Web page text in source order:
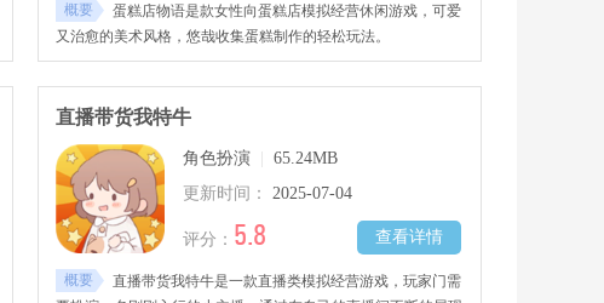
概要
蛋糕店物语是款女性向蛋糕店模拟经营休闲游戏，可爱
又治愈的美术风格，悠哉收集蛋糕制作的轻松玩法。
直播带货我特牛
角色扮演
65.24MB
更新时间：
2025-07-04
查看详情
评分： 5.8
概要
直播带货我特牛是一款直播类模拟经营游戏，玩家门需